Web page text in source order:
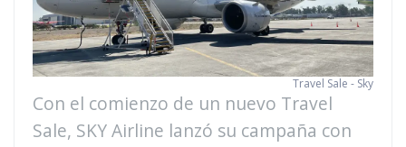
Travel Sale - Sky
Con el comienzo de un nuevo Travel
Sale, SKY Airline lanzó su campaña con